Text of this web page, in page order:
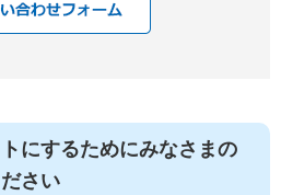
にするためにみなさまの
さい